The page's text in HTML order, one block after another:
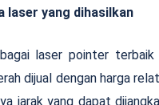
laser yang dihasilkan
laser pointer
dijual dengan harga
jarak yang dapat